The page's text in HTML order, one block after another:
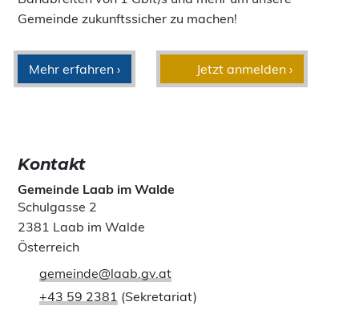
Gemeinde zukunftssicher zu machen!
Mehr erfahren › Jetzt anmelden ›
Kontakt
Gemeinde Laab im Walde
Schulgasse 2
2381 Laab im Walde
Österreich
gemeinde@laab.gv.at
+43 59 2381 (Sekretariat)